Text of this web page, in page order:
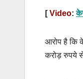
[Video:
आरोप है कि
करोड़ रुपये